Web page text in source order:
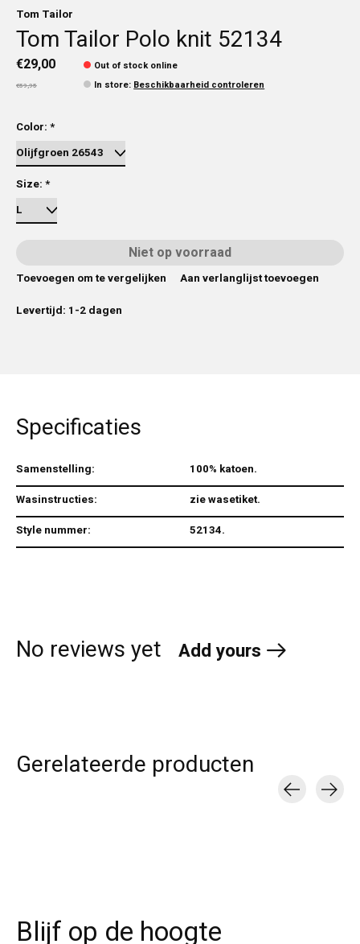
Tom Tailor
Tom Tailor Polo knit 52134
€29,00
€59,95
Out of stock online
In store: Beschikbaarheid controleren
Color: *
Size: *
Niet op voorraad
Toevoegen om te vergelijken
Aan verlanglijst toevoegen
Levertijd: 1-2 dagen
Specificaties
Samenstelling:
100% katoen.
Wasinstructies:
zie wasetiket.
Style nummer:
52134.
No reviews yet Add yours
Gerelateerde producten
Blijf op de hoogte